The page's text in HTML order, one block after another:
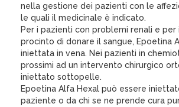
nella gestione dei pazienti con le
le quali il medicinale è indicato.
Per i pazienti con problemi renali e per
procinto di donare il sangue, Epoetina
iniettata in vena. Nei pazienti in
prossimi ad un intervento chirurgico
iniettato sottopelle.
Epoetina Alfa Hexal può essere
paziente o da chi se ne prende cura